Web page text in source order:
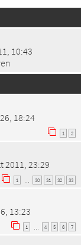
10:43
18:24
1 2
2011, 23:29
1 30 31 32 33
13:23
1 4 5 6 7